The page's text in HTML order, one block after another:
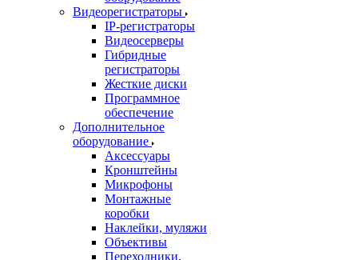
Видеорегистраторы
IP-регистраторы
Видеосерверы
Гибридные
регистраторы
Жесткие диски
Программное
обеспечение
Дополнительное
оборудование
Аксессуары
Кронштейны
Микрофоны
Монтажные
коробки
Наклейки, муляжи
Объективы
Переходники,